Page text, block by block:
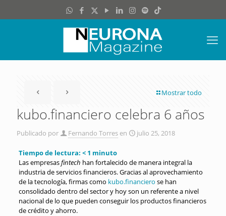
Mostrar todo
kubo.financiero celebra 6 años
Publicado por Fernando Torres en julio 25, 2018
Tiempo de lectura: < 1 minuto
Las empresasfintech han fortalecido de manera integral la
industria de servicios financieros. Gracias al aprovechamiento
de la tecnología, firmas como kubo.financiero se han
consolidado dentro del sector y hoy son un referente a nivel
nacional de lo que pueden conseguir los productos financieros
de crédito y ahorro.